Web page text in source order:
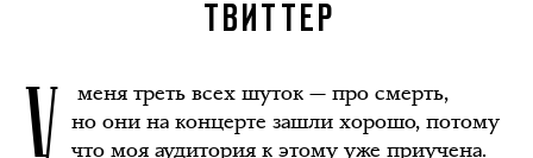
ТВИТТЕР
меня треть всех шуток — про смерть,
но они на концерте зашли хорошо, потому
что моя аудитория к этому уже приучена.